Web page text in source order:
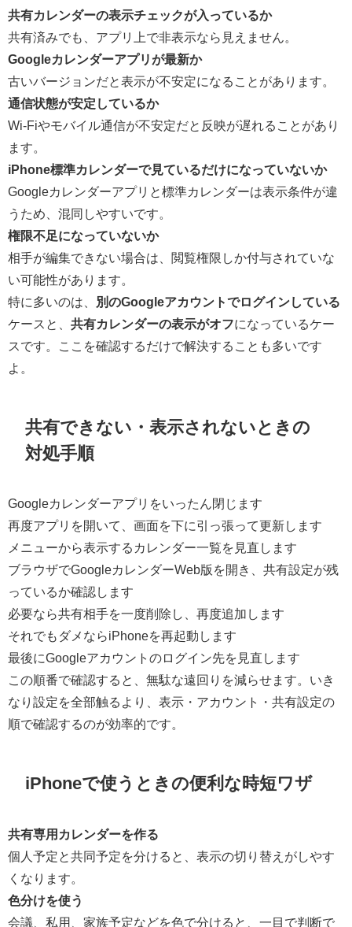
共有カレンダーの表示チェックが入っているか
共有済みでも、アプリ上で非表示なら見えません。
Googleカレンダーアプリが最新か
古いバージョンだと表示が不安定になることがあります。
通信状態が安定しているか
Wi-Fiやモバイル通信が不安定だと反映が遅れることがあり
ます。
iPhone標準カレンダーで見ているだけになっていないか
Googleカレンダーアプリと標準カレンダーは表示条件が違
うため、混同しやすいです。
権限不足になっていないか
相手が編集できない場合は、閲覧権限しか付与されていな
い可能性があります。
特に多いのは、
別のGoogleアカウントでログインしている
ケースと、 共有カレンダーの表示がオフになっているケー
スです。ここを確認するだけで解決することも多いです
よ。
共有できない・表示されないときの
対処手順
Googleカレンダーアプリをいったん閉じます
再度アプリを開いて、画面を下に引っ張って更新します
メニューから表示するカレンダー一覧を見直します
ブラウザでGoogleカレンダーWeb版を開き、共有設定が残
っているか確認します
必要なら共有相手を一度削除し、再度追加します
それでもダメならiPhoneを再起動します
最後にGoogleアカウントのログイン先を見直します
この順番で確認すると、無駄な遠回りを減らせます。いき
なり設定を全部触るより、表示・アカウント・共有設定の
順で確認するのが効率的です。
iPhoneで使うときの便利な時短ワザ
共有専用カレンダーを作る
個人予定と共同予定を分けると、表示の切り替えがしやす
くなります。
色分けを使う
会議、私用、家族予定などを色で分けると、一目で判断で